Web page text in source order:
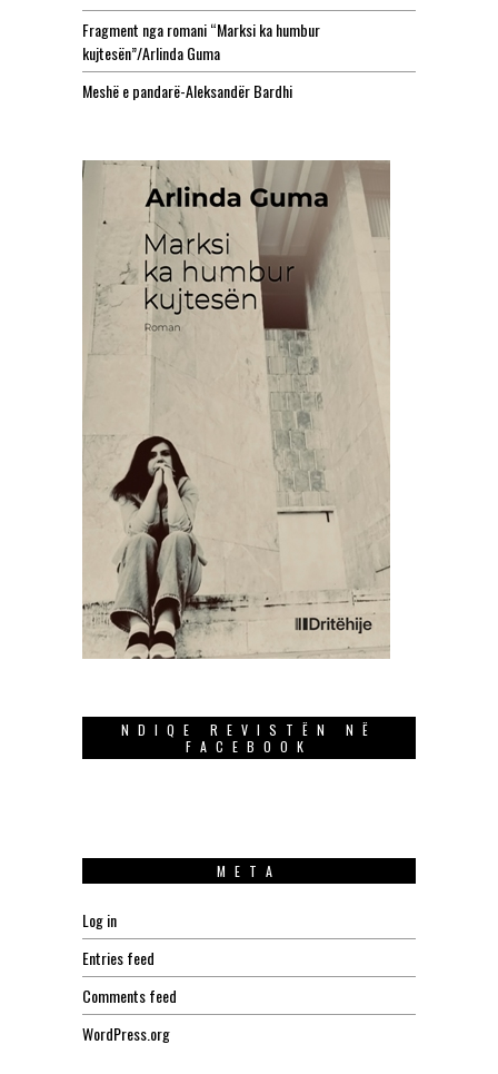
Fragment nga romani “Marksi ka humbur
kujtesën”/Arlinda Guma
Meshë e pandarë-Aleksandër Bardhi
NDIQE REVISTËN NË
FACEBOOK
META
Log in
Entries feed
Comments feed
WordPress.org